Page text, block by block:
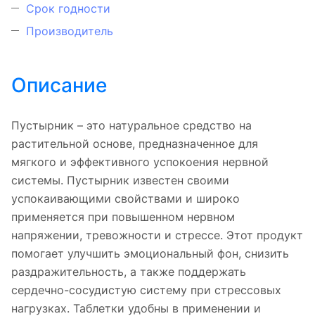
Срок годности
Производитель
Описание
Пустырник – это натуральное средство на
растительной основе, предназначенное для
мягкого и эффективного успокоения нервной
системы. Пустырник известен своими
успокаивающими свойствами и широко
применяется при повышенном нервном
напряжении, тревожности и стрессе. Этот продукт
помогает улучшить эмоциональный фон, снизить
раздражительность, а также поддержать
сердечно-сосудистую систему при стрессовых
нагрузках. Таблетки удобны в применении и